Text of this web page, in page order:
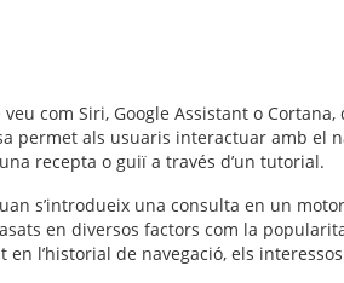
com Siri, Google Assistant o
permet als usuaris interactuar amb el
recepta o guiï a través d’un tutorial.
s’introdueix una consulta en un
en diversos factors com la
l’historial de navegació, els